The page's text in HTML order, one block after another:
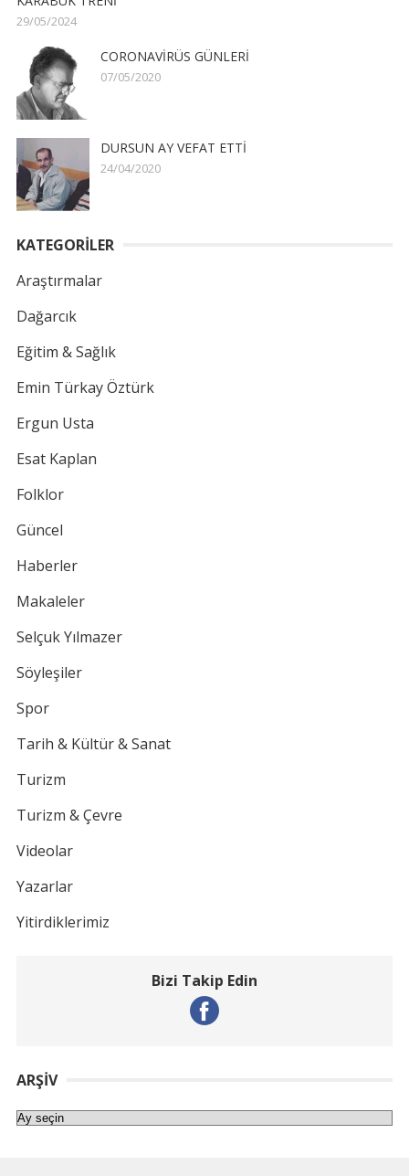
29/05/2024
CORONAVİRÜS GÜNLERİ
07/05/2020
DURSUN AY VEFAT ETTİ
24/04/2020
KATEGORİLER
Araştırmalar
Dağarcık
Eğitim & Sağlık
Emin Türkay Öztürk
Ergun Usta
Esat Kaplan
Folklor
Güncel
Haberler
Makaleler
Selçuk Yılmazer
Söyleşiler
Spor
Tarih & Kültür & Sanat
Turizm
Turizm & Çevre
Videolar
Yazarlar
Yitirdiklerimiz
Bizi Takip Edin
ARŞIV
Arşiv